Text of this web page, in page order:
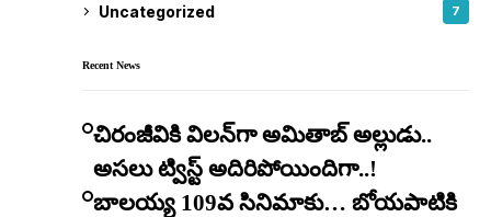
Uncategorized 7
Recent News
చిరంజీవికి విలన్‌గా అమితాబ్ అల్లుడు..
అసలు ట్విస్ట్ అదిరిపోయిందిగా..!
బాలయ్య 109వ సినిమాకు… బోయపాటికి